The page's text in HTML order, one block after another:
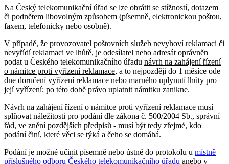
Na Český telekomunikační úřad se lze obrátit se stížností, dotazem
či podnětem libovolným způsobem (písemně, elektronickou poštou,
faxem, telefonicky nebo osobně).
V případě, že provozovatel poštovních služeb nevyhoví reklamaci či
nevyřídí reklamaci ve lhůtě, je odesílatel nebo adresát oprávněn
podat u Českého telekomunikačního úřadu návrh na zahájení řízení
o námitce proti vyřízení reklamace, a to nejpozději do 1 měsíce ode
dne doručení vyřízení reklamace nebo marného uplynutí lhůty pro
její vyřízení; po této době právo uplatnit námitku zanikne.
Návrh na zahájení řízení o námitce proti vyřízení reklamace musí
splňovat náležitosti pro podání dle zákona č. 500/2004 Sb., správní
řád, ve znění pozdějších předpisů - musí být tedy zřejmé, kdo
podání činí, které věci se týká a čeho se domáhá.
Podání je možné učinit písemně nebo ústně do protokolu u místně
příslušného odboru Českého telekomunikačního úřadu anebo v